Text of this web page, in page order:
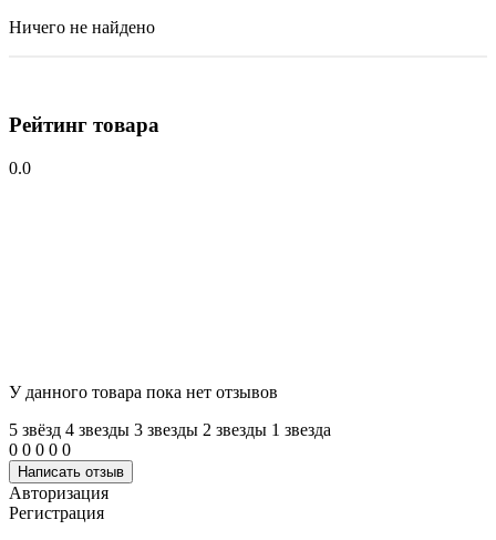
Ничего не найдено
Рейтинг товара
0.0
У данного товара пока нет отзывов
5 звёзд 4 звeзды 3 звeзды 2 звeзды 1 звeзда
0 0 0 0 0
Написать отзыв
Авторизация
Регистрация